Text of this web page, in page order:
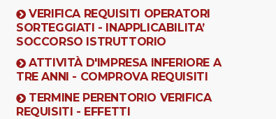
VERIFICA REQUISITI OPERATORI
SORTEGGIATI - INAPPLICABILITA’
SOCCORSO ISTRUTTORIO
ATTIVITÀ D'IMPRESA INFERIORE A
TRE ANNI - COMPROVA REQUISITI
TERMINE PERENTORIO VERIFICA
REQUISITI - EFFETTI